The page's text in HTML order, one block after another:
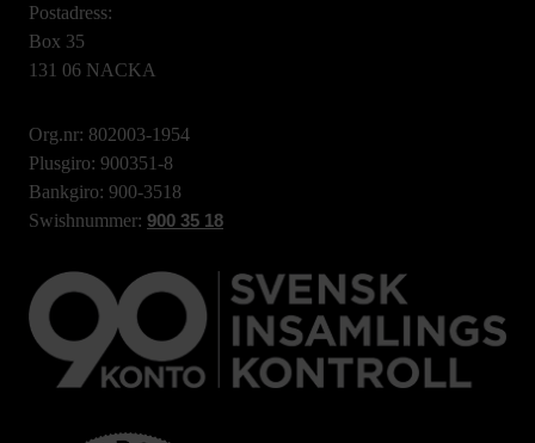
Postadress:
Box 35
131 06 NACKA
Org.nr: 802003-1954
Plusgiro: 900351-8
Bankgiro: 900-3518
Swishnummer: 900 35 18